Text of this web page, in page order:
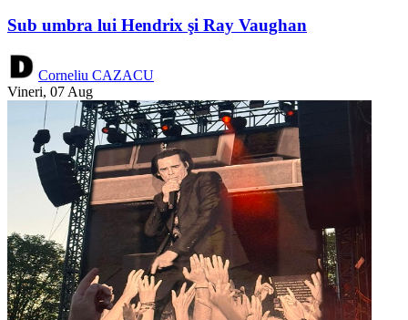
Sub umbra lui Hendrix şi Ray Vaughan
Corneliu CAZACU
Vineri, 07 Aug